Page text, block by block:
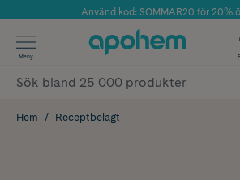
Årets Butik 2025 inom
Använd kod: SOMMAR20 för 20%
✓ Fri frakt
✓ Poäng på alla köp*
Meny
Hem Receptbelagt